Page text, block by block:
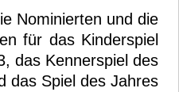
Nominierten und die
für das Kinderspiel
das Kennerspiel des
das Spiel des Jahres